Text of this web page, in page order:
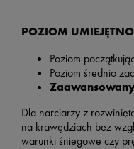
POZIOM
Poziom
Poziom średnio
Dla narciarzy z
na krawędziach bez
warunki śniegowe czy